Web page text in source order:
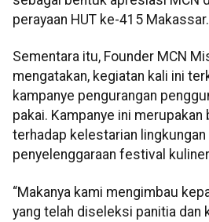
perayaan HUT ke-415 Makassar.
Sementara itu, Founder MCN
mengatakan, kegiatan kali ini
kampanye pengurangan
pakai. Kampanye ini
terhadap kelestarian
penyelenggaraan festival
“Makanya kami mengimbau
yang telah diseleksi panitia dan